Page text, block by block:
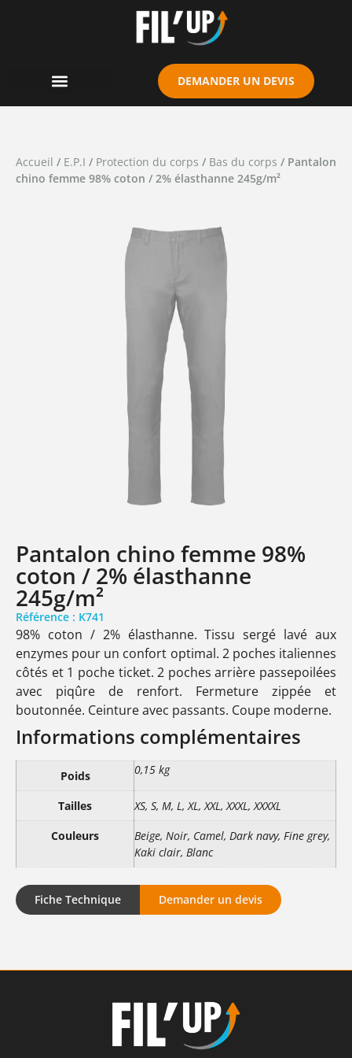
DEMANDER UN DEVIS
Accueil / E.P.I / Protection du corps / Bas du corps / Pantalon
chino femme 98% coton / 2% élasthanne 245g/m²
Pantalon chino femme 98%
coton / 2% élasthanne
245g/m²
Référence : K741
98% coton / 2% élasthanne. Tissu sergé lavé aux
enzymes pour un confort optimal. 2 poches italiennes
côtés et 1 poche ticket. 2 poches arrière passepoilées
avec piqûre de renfort. Fermeture zippée et
boutonnée. Ceinture avec passants. Coupe moderne.
Informations complémentaires
Poids 0,15 kg
Tailles
XS, S, M, L, XL, XXL, XXXL, XXXXL
Couleurs
Beige, Noir, Camel, Dark navy, Fine grey,
Kaki clair, Blanc
Fiche Technique Demander un devis
Cookies management panel